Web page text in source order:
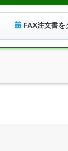
FAX注文書を